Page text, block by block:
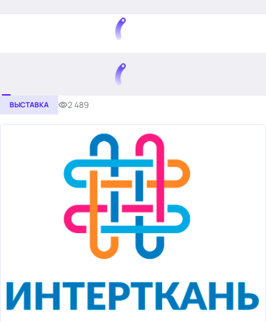
Тема месяца: Автоматизация на 1С
картина дня
материалы
ВЫСТАВКА 2 489